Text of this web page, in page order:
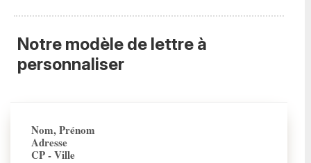
Notre modèle de lettre à
personnaliser
Nom, Prénom
Adresse
CP - Ville